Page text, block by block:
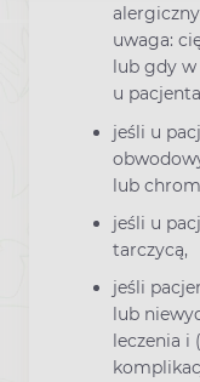
uwaga:
lub gdy w
u
jeśli u
lub
jeśli u
tarczycą,
jeśli
lub
leczenia i